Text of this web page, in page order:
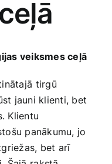
veiksmes ceļā
⁣tirgū
jauni klienti, bet
​Klientu
panākumu, jo⁢
bet arī